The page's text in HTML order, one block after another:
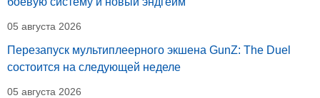
05 августа 2026
Перезапуск мультиплеерного экшена GunZ: The Duel
состоится на следующей неделе
05 августа 2026